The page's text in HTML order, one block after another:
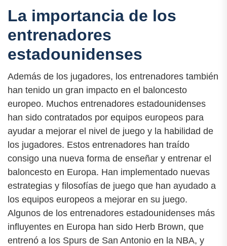
La importancia de los
entrenadores
estadounidenses
Además de los jugadores, los entrenadores también
han tenido un gran impacto en el baloncesto
europeo. Muchos entrenadores estadounidenses
han sido contratados por equipos europeos para
ayudar a mejorar el nivel de juego y la habilidad de
los jugadores. Estos entrenadores han traído
consigo una nueva forma de enseñar y entrenar el
baloncesto en Europa. Han implementado nuevas
estrategias y filosofías de juego que han ayudado a
los equipos europeos a mejorar en su juego.
Algunos de los entrenadores estadounidenses más
influyentes en Europa han sido Herb Brown, que
entrenó a los Spurs de San Antonio en la NBA, y